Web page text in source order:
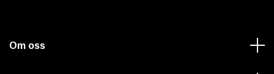
Om oss